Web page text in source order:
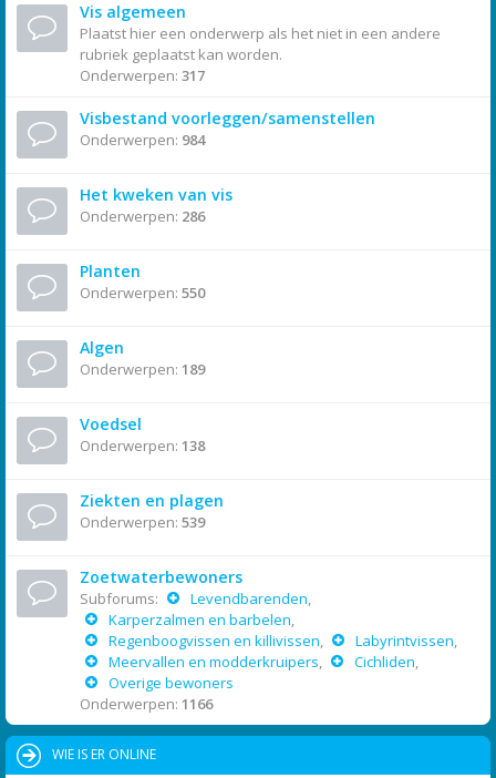
Vis algemeen
Plaatst hier een onderwerp als het niet in een andere
rubriek geplaatst kan worden.
Onderwerpen: 317
Visbestand voorleggen/samenstellen
Onderwerpen: 984
Het kweken van vis
Onderwerpen: 286
Planten
Onderwerpen: 550
Algen
Onderwerpen: 189
Voedsel
Onderwerpen: 138
Ziekten en plagen
Onderwerpen: 539
Zoetwaterbewoners
Subforums: Levendbarenden,
Karperzalmen en barbelen,
Regenboogvissen en killivissen, Labyrintvissen,
Meervallen en modderkruipers, Cichliden,
Overige bewoners
Onderwerpen: 1166
WIE IS ER ONLINE